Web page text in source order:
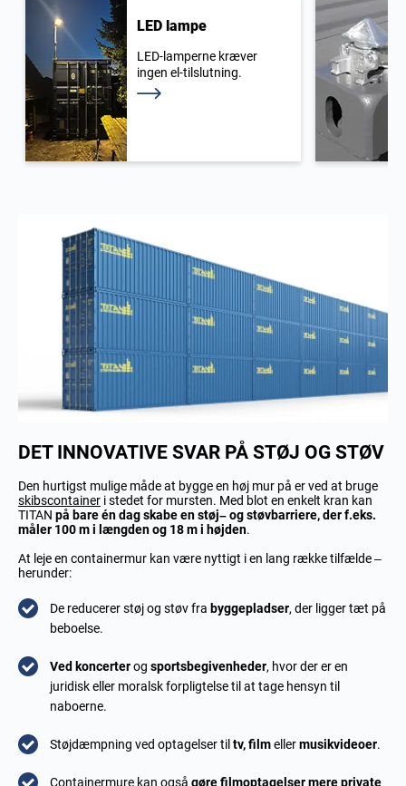
LED lampe
LED-lamperne kræver
ingen el-tilslutning.
Læs mere
DET INNOVATIVE SVAR PÅ STØJ OG STØV
Den hurtigst mulige måde at bygge en høj mur på er ved at bruge
skibscontainer i stedet for mursten. Med blot en enkelt kran kan
TITAN på bare én dag skabe en støj– og støvbarriere, der f.eks.
måler 100 m i længden og 18 m i højden.
At leje en containermur kan være nyttigt i en lang række tilfælde –
herunder:
De reducerer støj og støv fra byggepladser, der ligger tæt på
beboelse.
Ved koncerterog sportsbegivenheder, hvor der er en
juridisk eller moralsk forpligtelse til at tage hensyn til
naboerne.
Støjdæmpning ved optagelser til tv, filmellermusikvideoer.
Containermure kan også gøre filmoptagelser mere private